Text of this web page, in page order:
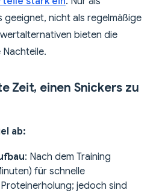
geeignet, nicht als regelmäßige
bieten die
Zeit, einen Snickers zu
ab:
: Nach dem Training
für schnelle
jedoch sind